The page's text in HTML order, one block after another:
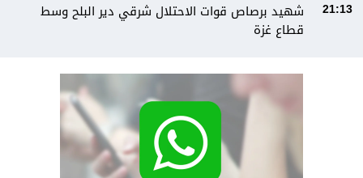
21:13
شهيد برصاص قوات الاحتلال شرقي دير البلح وسط
قطاع غزة